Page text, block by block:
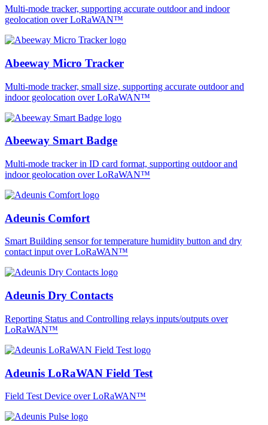
Multi-mode tracker, supporting accurate outdoor and indoor
geolocation over LoRaWAN™
Abeeway Micro Tracker
Multi-mode tracker, small size, supporting accurate outdoor and
indoor geolocation over LoRaWAN™
Abeeway Smart Badge
Multi-mode tracker in ID card format, supporting outdoor and
indoor geolocation over LoRaWAN™
Adeunis Comfort
Smart Building sensor for temperature humidity button and dry
contact input over LoRaWAN™
Adeunis Dry Contacts
Reporting Status and Controlling relays inputs/outputs over
LoRaWAN™
Adeunis LoRaWAN Field Test
Field Test Device over LoRaWAN™